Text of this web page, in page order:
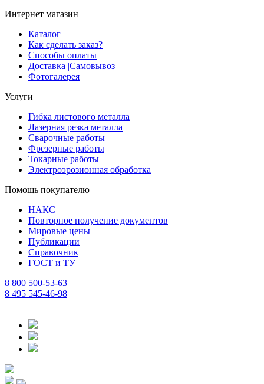
Интернет магазин
Каталог
Как сделать заказ?
Способы оплаты
Доставка |Cамовывоз
Фотогалерея
Услуги
Гибка листового металла
Лазерная резка металла
Сварочные работы
Фрезерные работы
Токарные работы
Электроэрозионная обработка
Помощь покупателю
НАКС
Повторное получение документов
Мировые цены
Публикации
Справочник
ГОСТ и ТУ
8 800 500-53-63
8 495 545-46-98